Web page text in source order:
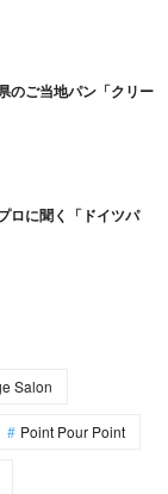
のご当地パン「クリー
ロに聞く「ドイツパ
Salon
Point Pour Point